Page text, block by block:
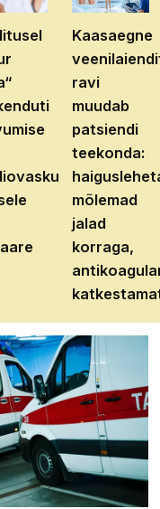
Kaasaegne
ravi
muudab
patsiendi
teekonda:
mõlemad
jalad
korraga,